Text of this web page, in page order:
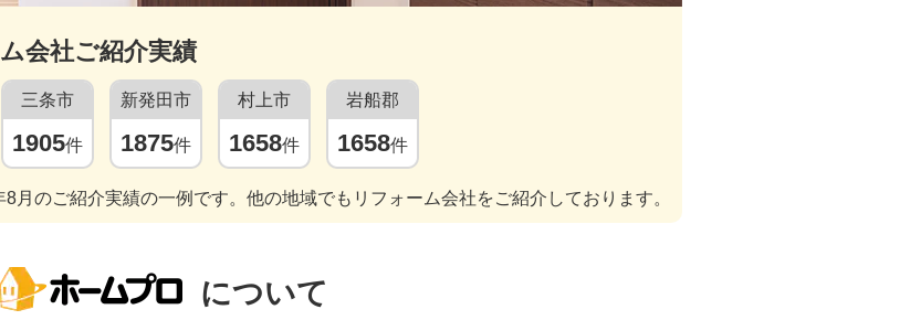
会社ご紹介実績
三条市
1905件
新発田市
1875件
村上市
1658件
岩船郡
1658件
月のご紹介実績の一例です。他の地域でもリフォーム会社をご紹介しております。
について